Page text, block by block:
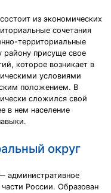
из экономических
сочетания
территориальные
присуще свое
которое возникает в
условиями
положением. В
сложился свой
в нем население
округ
административное
России. Образован